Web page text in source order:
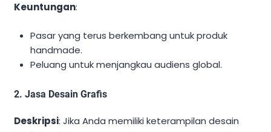
Keuntungan:
Pasar yang terus berkembang untuk produk
handmade.
Peluang untuk menjangkau audiens global.
2. Jasa Desain Grafis
Deskripsi: Jika Anda memiliki keterampilan desain